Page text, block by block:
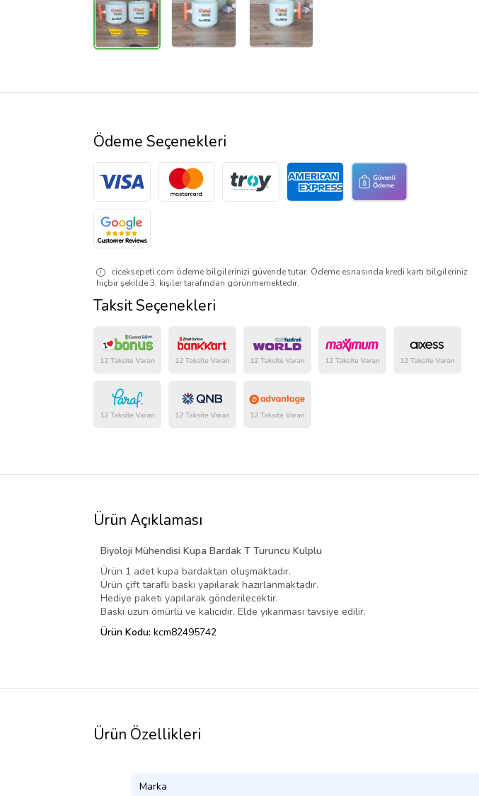
Ödeme Seçenekleri
ciceksepeti.com ödeme bilgilerinizi güvende tutar. Ödeme esnasında kredi kartı bilgileriniz
hiçbir şekilde 3. kişiler tarafından görünmemektedir.
Taksit Seçenekleri
Ürün Açıklaması
Biyoloji Mühendisi Kupa Bardak T Turuncu Kulplu
Ürün 1 adet kupa bardaktan oluşmaktadır.
Ürün çift taraflı baskı yapılarak hazırlanmaktadır.
Hediye paketi yapılarak gönderilecektir.
Baskı uzun ömürlü ve kalıcıdır. Elde yıkanması tavsiye edilir.
Ürün Kodu: kcm82495742
Ürün Özellikleri
Marka